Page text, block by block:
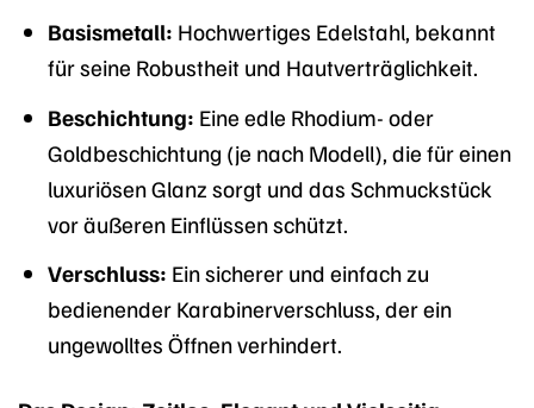
Basismetall: Hochwertiges Edelstahl, bekannt
für seine Robustheit und Hautverträglichkeit.
Beschichtung: Eine edle Rhodium- oder
Goldbeschichtung (je nach Modell), die für einen
luxuriösen Glanz sorgt und das Schmuckstück
vor äußeren Einflüssen schützt.
Verschluss: Ein sicherer und einfach zu
bedienender Karabinerverschluss, der ein
ungewolltes Öffnen verhindert.